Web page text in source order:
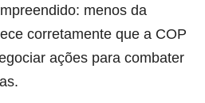
menos da
corretamente que a COP
ações para combater